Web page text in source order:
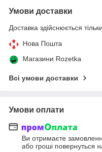
Умови доставки
Доставка здійснюється
Нова Пошта
Магазини Rozetka
Всі умови доставки
Умови оплати
Ви отримаєте
або гроші повернуться